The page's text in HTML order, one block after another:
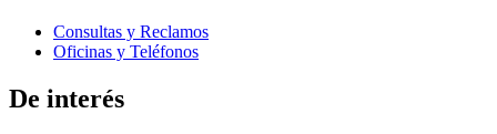
Consultas y Reclamos
Oficinas y Teléfonos
De interés